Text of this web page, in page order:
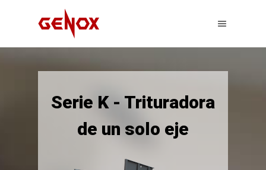
Serie K - Trituradora
de un solo eje